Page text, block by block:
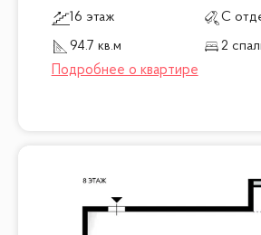
16 этаж
С
94.7 кв.м
2